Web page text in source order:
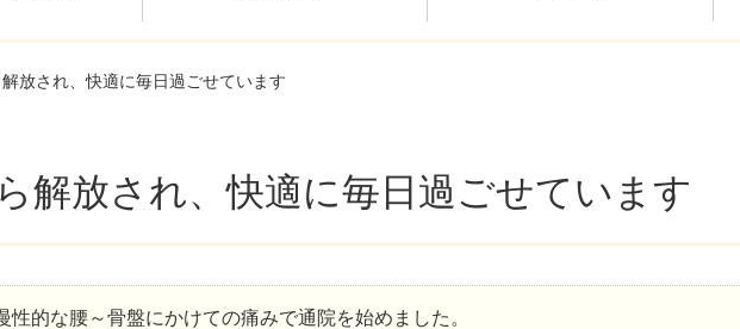
放され、快適に毎日過ごせています
解放され、快適に毎日過ごせています
性的な腰～骨盤にかけての痛みで通院を始めました。